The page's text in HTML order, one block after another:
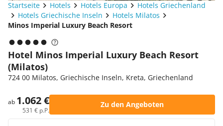
Startseite Hotels Hotels Europa
Hotels Griechenland
Hotels Griechische Inseln
Hotels Milatos
Minos Imperial Luxury Beach Resort
Hotel Minos Imperial Luxury Beach Resort
(Milatos)
724 00 Milatos, Griechische Inseln, Kreta, Griechenland
ab 1.062 €
531 € p.P.
Zu den Angeboten